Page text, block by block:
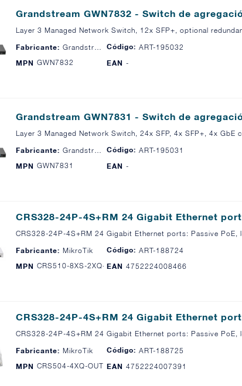
Grandstream GWN7832 - Switch de
Layer 3 Managed Network Switch, 12x SFP+, optional
Fabricante:
Código: ART-195032
MPN GWN7832 EAN -
Grandstream GWN7831 - Switch de
Layer 3 Managed Network Switch, 24x SFP, 4x SFP+, 4x GbE
Fabricante:
Código: ART-195031
MPN GWN7831 EAN -
CRS328-24P-4S+RM 24 Gigabit Ethernet
CRS328-24P-4S+RM 24 Gigabit Ethernet ports: Passive
Fabricante: MikroTik Código: ART-188724
MPN
CRS510-8XS-2XQ-IN
EAN 4752224008466
CRS328-24P-4S+RM 24 Gigabit Ethernet
CRS328-24P-4S+RM 24 Gigabit Ethernet ports: Passive
Fabricante: MikroTik Código: ART-188725
MPN CRS504-4XQ-OUT EAN 4752224007391